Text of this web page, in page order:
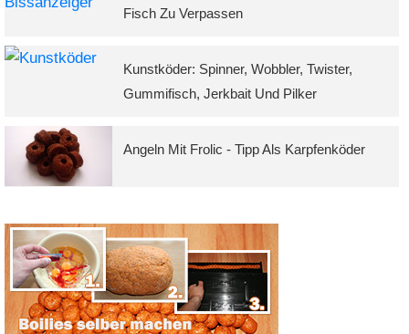
Fisch Zu Verpassen
Kunstköder: Spinner, Wobbler, Twister,
Gummifisch, Jerkbait Und Pilker
Angeln Mit Frolic - Tipp Als Karpfenköder